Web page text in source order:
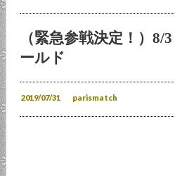
（緊急参戦決定！）8/
ールド
2019/07/31 parismatch